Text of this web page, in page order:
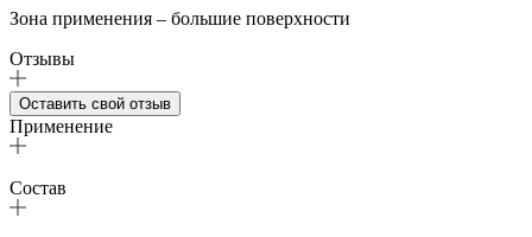
Зона применения – большие поверхности
Отзывы
Оставить свой отзыв
Применение
Состав